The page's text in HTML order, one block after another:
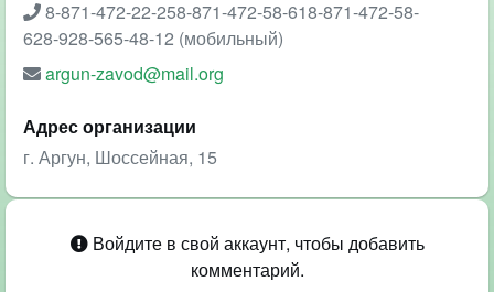
8-871-472-22-258-871-472-58-618-871-472-58-
628-928-565-48-12 (мобильный)
argun-zavod@mail.org
Адрес организации
г. Аргун, Шоссейная, 15
Войдите в свой аккаунт, чтобы добавить
комментарий.